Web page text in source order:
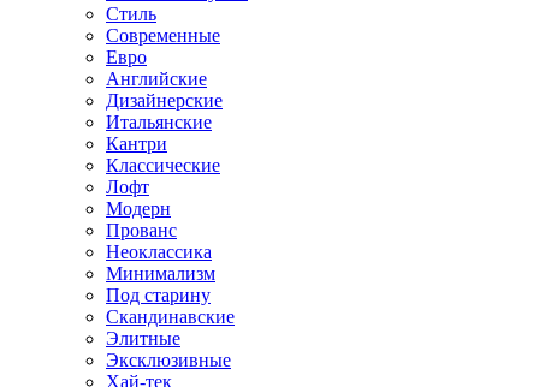
Стиль
Современные
Евро
Английские
Дизайнерские
Итальянские
Кантри
Классические
Лофт
Модерн
Прованс
Неоклассика
Минимализм
Под старину
Скандинавские
Элитные
Эксклюзивные
Хай-тек